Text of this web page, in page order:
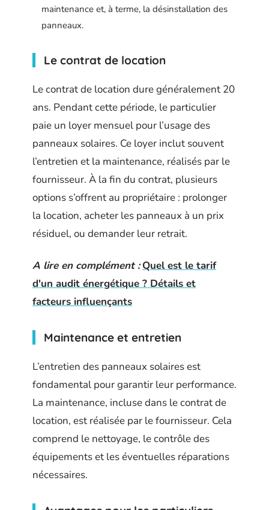
maintenance et, à terme, la désinstallation des
panneaux.
Le contrat de location
Le contrat de location dure généralement 20
ans. Pendant cette période, le particulier
paie un loyer mensuel pour l’usage des
panneaux solaires. Ce loyer inclut souvent
l’entretien et la maintenance, réalisés par le
fournisseur. À la fin du contrat, plusieurs
options s’offrent au propriétaire : prolonger
la location, acheter les panneaux à un prix
résiduel, ou demander leur retrait.
A lire en complément : Quel est le tarif
d'un audit énergétique ? Détails et
facteurs influençants
Maintenance et entretien
L’entretien des panneaux solaires est
fondamental pour garantir leur performance.
La maintenance, incluse dans le contrat de
location, est réalisée par le fournisseur. Cela
comprend le nettoyage, le contrôle des
équipements et les éventuelles réparations
nécessaires.